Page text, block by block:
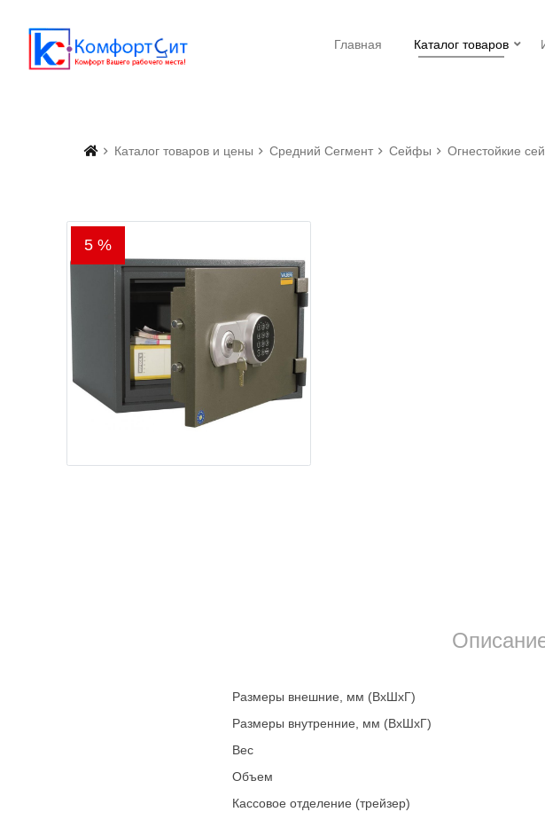
Главная Каталог товаров
Каталог товаров и цены Средний Сегмент Сейфы Огнестойкие
5 %
Размеры внешние, мм (ВхШхГ)
Размеры внутренние, мм (ВхШхГ)
Вес
Объем
Кассовое отделение (трейзер)